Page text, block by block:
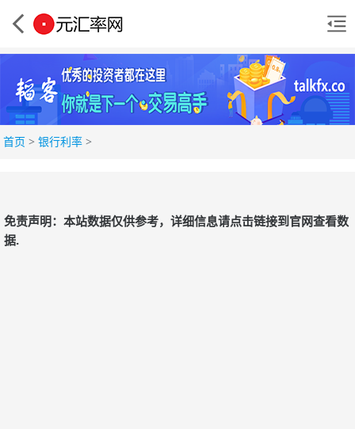
首页 > 银行利率 >
免责声明：本站数据仅供参考，详细信息请点击链接到官网查看数
据.